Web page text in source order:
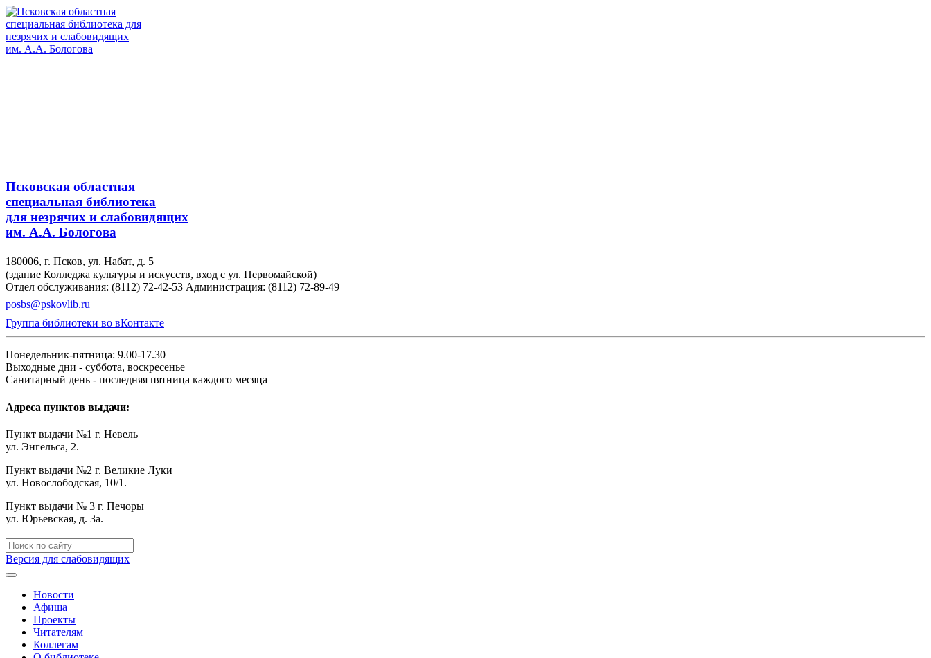
Псковская областная
специальная библиотека
для незрячих и слабовидящих
им. А.А. Бологова
180006, г. Псков, ул. Набат, д. 5
(здание Колледжа культуры и искусств, вход с ул. Первомайской)
Отдел обслуживания: (8112) 72-42-53 Администрация: (8112) 72-89-49
posbs@pskovlib.ru
Группа библиотеки во вКонтакте
Понедельник-пятница: 9.00-17.30
Выходные дни - суббота, воскресенье
Санитарный день - последняя пятница каждого месяца
Адреса пунктов выдачи:
Пункт выдачи №1 г. Невель
ул. Энгельса, 2.
Пункт выдачи №2 г. Великие Луки
ул. Новослободская, 10/1.
Пункт выдачи № 3 г. Печоры
ул. Юрьевская, д. 3а.
Версия для слабовидящих
Новости
Афиша
Проекты
Читателям
Коллегам